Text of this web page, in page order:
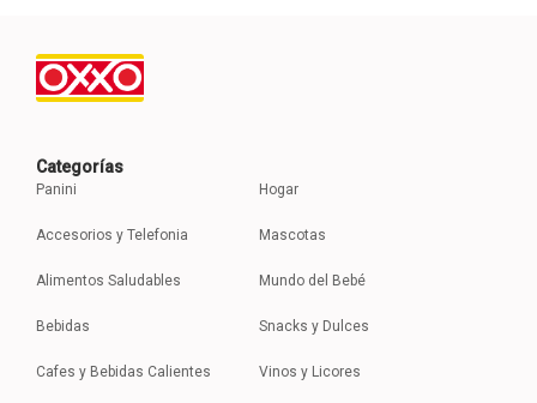
Categorías
Panini
Accesorios y Telefonia
Alimentos Saludables
Bebidas
Cafes y Bebidas Calientes
Hogar
Mascotas
Mundo del Bebé
Snacks y Dulces
Vinos y Licores